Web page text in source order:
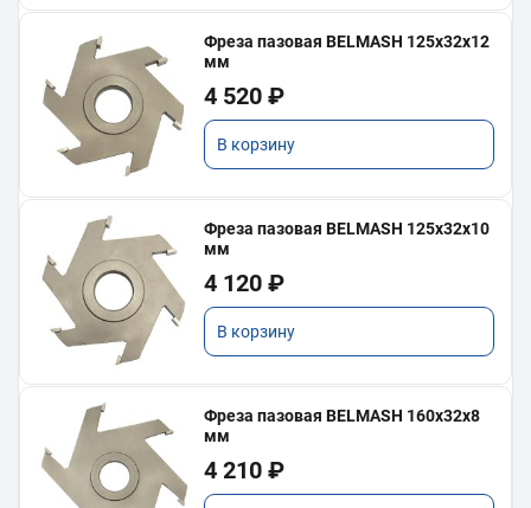
Фреза пазовая BELMASH 125х32х12
мм
4 520 ₽
В корзину
Фреза пазовая BELMASH 125х32х10
мм
4 120 ₽
В корзину
Фреза пазовая BELMASH 160х32х8
мм
4 210 ₽